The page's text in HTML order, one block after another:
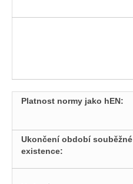
Platnost normy jako hEN:
Ukončení období souběžné
existence: